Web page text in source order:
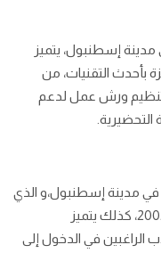
إسطنبول، يتميز
بأحدث التقنيات، من
ورش عمل لدعم
التحضيرية.
مدينة إسطنبول،و الذي
حصل على جائزة بيئة البناء والمعيشة عام 2002، كذلك يتميز
الراغبين في الدخول إلى